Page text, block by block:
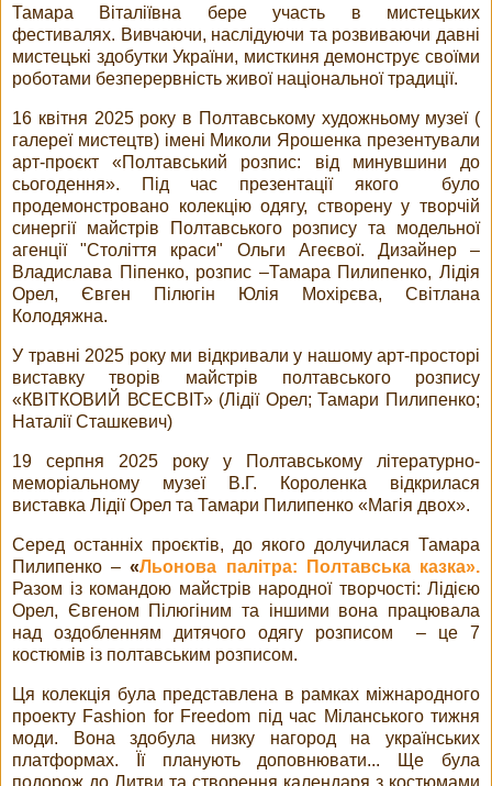
Тамара Віталіївна бере участь в мистецьких
фестивалях. Вивчаючи, наслідуючи та розвиваючи давні
мистецькі здобутки України, мисткиня демонструє своїми
роботами безперервність живої національної традиції.
16 квітня 2025 року в Полтавському художньому музеї (
галереї мистецтв) імені Миколи Ярошенка презентували
арт-проєкт «Полтавський розпис: від минувшини до
сьогодення». Під час презентації якого було
продемонстровано колекцію одягу, створену у творчій
синергії майстрів Полтавського розпису та модельної
агенції "Століття краси" Ольги Агеєвої. Дизайнер –
Владислава Піпенко, розпис –Тамара Пилипенко, Лідія
Орел, Євген Пілюгін Юлія Мохірєва, Світлана
Колодяжна.
У травні 2025 року ми відкривали у нашому арт-просторі
виставку творів майстрів полтавського розпису
«КВІТКОВИЙ ВСЕСВІТ» (Лідії Орел; Тамари Пилипенко;
Наталії Сташкевич)
19 серпня 2025 року у Полтавському літературно-
меморіальному музеї В.Г. Короленка відкрилася
виставка Лідії Орел та Тамари Пилипенко «Магія двох».
Серед останніх проєктів, до якого долучилася Тамара
Пилипенко –«Льонова палітра: Полтавська казка».
Разом із командою майстрів народної творчості: Лідією
Орел, Євгеном Пілюгіним та іншими вона працювала
над оздобленням дитячого одягу розписом – це 7
костюмів із полтавським розписом.
Ця колекція була представлена в рамках міжнародного
проекту Fashion for Freedom під час Міланського тижня
моди. Вона здобула низку нагород на українських
платформах. Її планують доповнювати... Ще була
подорож до Литви та створення календаря з костюмами